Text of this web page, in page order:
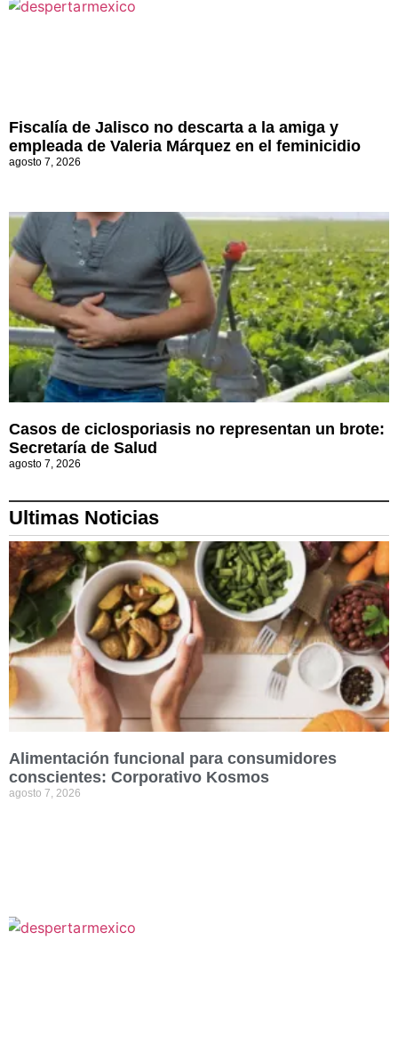
Fiscalía de Jalisco no descarta a la amiga y
empleada de Valeria Márquez en el feminicidio
agosto 7, 2026
Casos de ciclosporiasis no representan un brote:
Secretaría de Salud
agosto 7, 2026
Ultimas Noticias
Alimentación funcional para consumidores
conscientes: Corporativo Kosmos
agosto 7, 2026